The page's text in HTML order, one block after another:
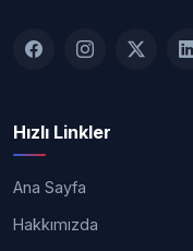
Hızlı Linkler
Ana Sayfa
Hakkımızda